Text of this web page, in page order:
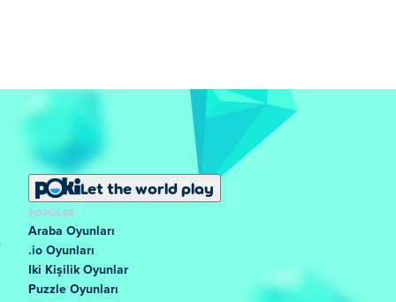
Let the world play
POPÜLER
Araba Oyunları
.io Oyunları
Iki Kişilik Oyunlar
Puzzle Oyunları